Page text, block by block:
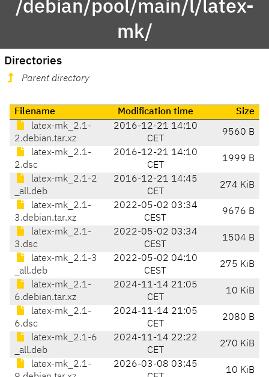
/debian/pool/main/l/latex-
mk/
Directories
Parent directory
Filename Modification time
Size
latex-mk_2.1-
2.debian.tar.xz
2016-12-21 14:10
CET
9560 B
latex-mk_2.1-
2.dsc
2016-12-21 14:10
CET
1999 B
latex-mk_2.1-2
_all.deb
2016-12-21 14:45
CET
274 KiB
latex-mk_2.1-
3.debian.tar.xz
2022-05-02 03:34
CEST
9676 B
latex-mk_2.1-
3.dsc
2022-05-02 03:34
CEST
1504 B
latex-mk_2.1-3
_all.deb
2022-05-02 04:10
CEST
275 KiB
latex-mk_2.1-
6.debian.tar.xz
2024-11-14 21:05
CET
10 KiB
latex-mk_2.1-
6.dsc
2024-11-14 21:05
CET
2080 B
latex-mk_2.1-6
_all.deb
2024-11-14 22:22
CET
270 KiB
latex-mk_2.1-
2026-03-08 03:45
10 KiB